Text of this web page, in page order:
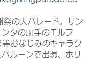
の大パレード。サン
タの助手のエルフ
おなじみのキャラク
ルーンで出現、ホリ